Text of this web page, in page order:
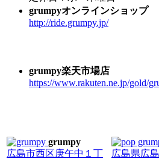
grumpyオンラインショップ
http://ride.grumpy.jp/
grumpy楽天市場店
https://www.rakuten.ne.jp/gold/
grumpy
広島市西区庚午中１丁
広島県広